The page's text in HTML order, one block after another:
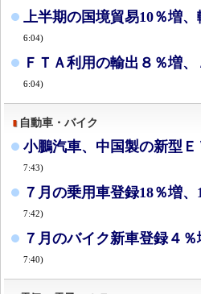
上半期の国境貿易10％増
6:04)
ＦＴＡ利用の輸出８％増
6:04)
自動車・バイク
小鵬汽車、中国製の新型
7:43)
７月の乗用車登録18％増
7:42)
７月のバイク新車登録４
7:40)